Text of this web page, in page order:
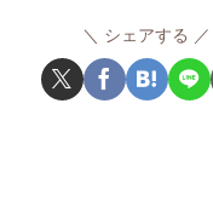
シェアする